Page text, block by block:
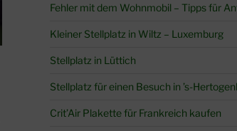
Fehler mit dem Wohnmobil – Tipps für
Kleiner Stellplatz in Wiltz – Luxemburg
Stellplatz in Lüttich
Stellplatz für einen Besuch in ’s-
Crit’Air Plakette für Frankreich kaufen